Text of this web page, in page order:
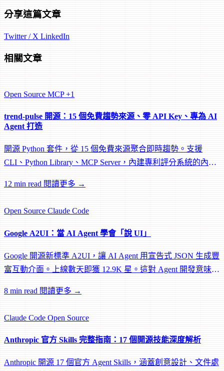
分享這篇文章
Twitter / X LinkedIn
相關文章
Open Source MCP+1
trend-pulse 開源：15 個免費趨勢來源、零 API Key、專為 AI
Agent 打造
開源 Python 套件，從 15 個免費來源聚合即時趨勢。支援
CLI、Python Library、MCP Server，內建專利評分系統的內容
12 min read 閱讀更多 →
Open Source Claude Code
Google A2UI：當 AI Agent 學會「說 UI」
Google 開源新標準 A2UI，讓 AI Agent 用宣告式 JSON 生成豐
富互動介面。上線數天即獲 12.9K 星。這對 Agent 開發意味著
8 min read 閱讀更多 →
Claude Code Open Source
Anthropic 官方 Skills 完整指南：17 個開源技能深度解析
Anthropic 開源 17 個官方 Agent Skills，涵蓋創意設計、文件處